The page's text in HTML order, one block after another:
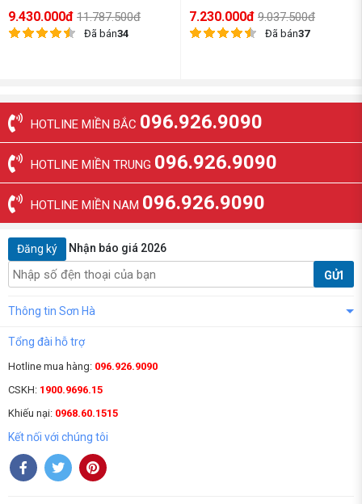
9.430.000đ 11.787.500đ
Đã bán34
7.230.000đ 9.037.500đ
Đã bán37
HOTLINE MIỀN BẮC 096.926.9090
HOTLINE MIỀN TRUNG 096.926.9090
HOTLINE MIỀN NAM 096.926.9090
Đăng ký Nhận báo giá 2026
GỬI
Thông tin Sơn Hà
Tổng đài hỗ trợ
Hotline mua hàng: 096.926.9090
CSKH: 1900.9696.15
Khiếu nại: 0968.60.1515
Kết nối với chúng tôi